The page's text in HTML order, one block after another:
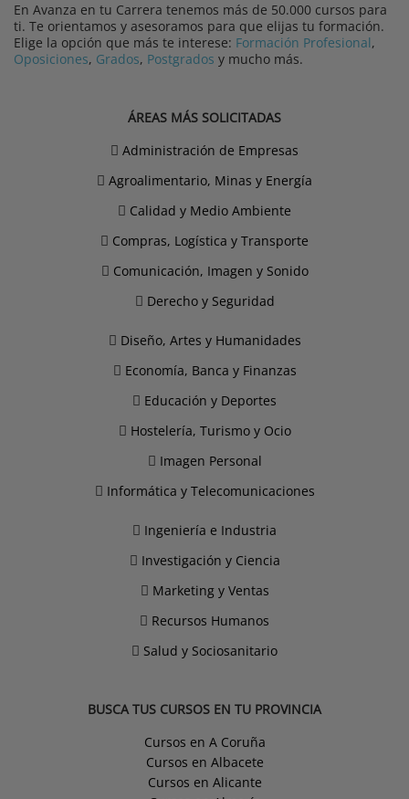
En Avanza en tu Carrera tenemos más de 50.000 cursos para
ti. Te orientamos y asesoramos para que elijas tu formación.
Elige la opción que más te interese: Formación Profesional,
Oposiciones, Grados, Postgrados y mucho más.
ÁREAS MÁS SOLICITADAS
Administración de Empresas
Agroalimentario, Minas y Energía
Calidad y Medio Ambiente
Compras, Logística y Transporte
Comunicación, Imagen y Sonido
Derecho y Seguridad
Diseño, Artes y Humanidades
Economía, Banca y Finanzas
Educación y Deportes
Hostelería, Turismo y Ocio
Imagen Personal
Informática y Telecomunicaciones
Ingeniería e Industria
Investigación y Ciencia
Marketing y Ventas
Recursos Humanos
Salud y Sociosanitario
BUSCA TUS CURSOS EN TU PROVINCIA
Cursos en A Coruña
Cursos en Albacete
Cursos en Alicante